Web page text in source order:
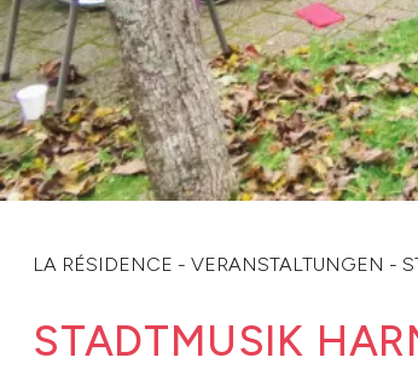
LA RÉSIDENCE - VERANSTALTUNGEN -
STADTMUSIK